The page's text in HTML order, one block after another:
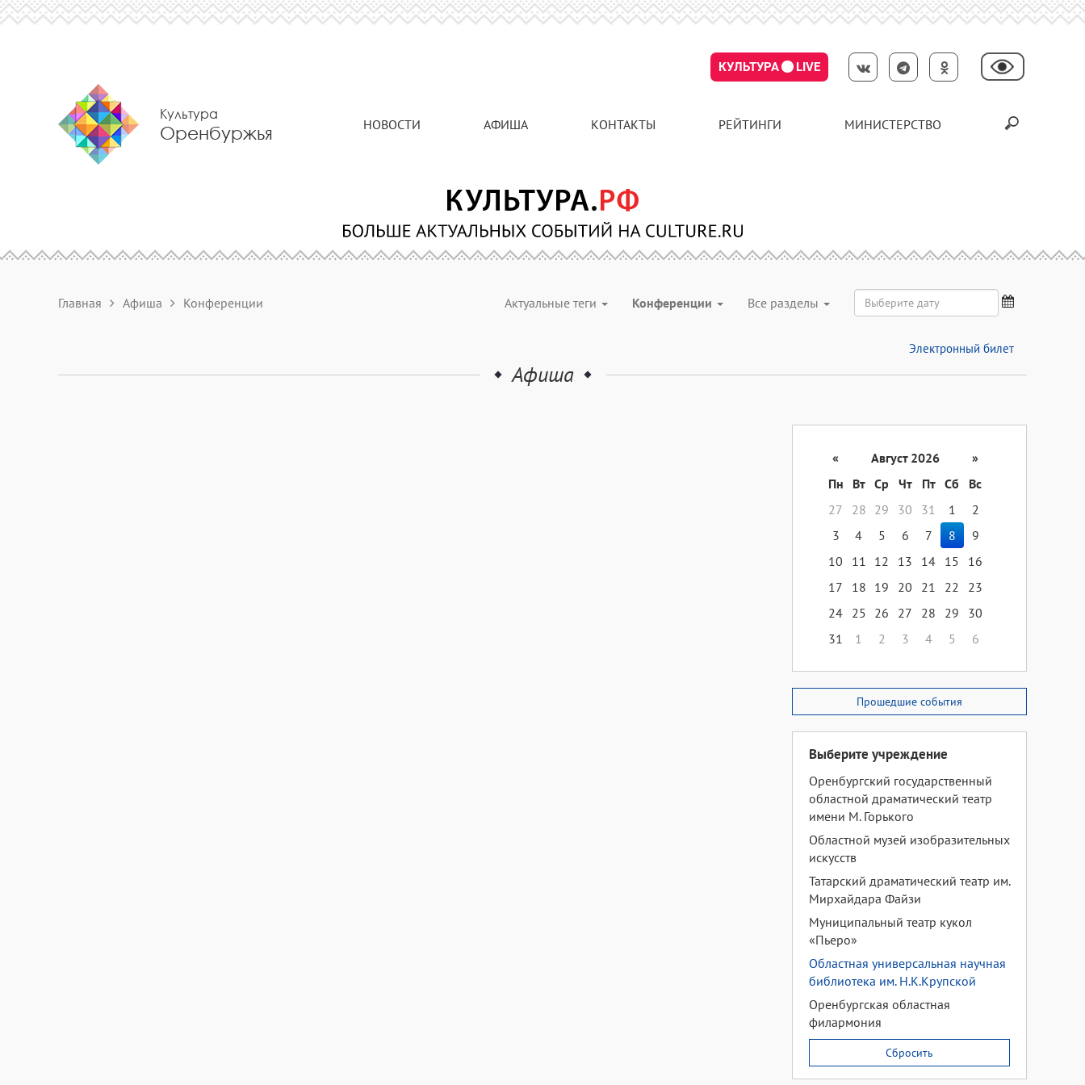
КУЛЬТУРА LIVE
Культура
Оренбуржья НОВОСТИ АФИША КОНТАКТЫ РЕЙТИНГИ МИНИСТЕРСТВО
Главная Афиша Конференции Актуальные теги Конференции Все разделы
Электронный билет
Афиша
« Август 2026
»
Пн
Вт Ср Чт Пт Сб
Вс
27
28 29 30 31 1
2
3
4 5 6 7 8
9
10
11 12 13 14 15
16
17
18 19 20 21 22
23
24 25 26 27 28 29
30
31
1 2 3 4 5 6
Прошедшие события
Выберите учреждение
Оренбургский государственный
областной драматический театр
имени М. Горького
Областной музей изобразительных
искусств
Татарский драматический театр им.
Мирхайдара Файзи
Муниципальный театр кукол
«Пьеро»
Областная универсальная научная
библиотека им. Н.К.Крупской
Оренбургская областная
филармония
Сбросить